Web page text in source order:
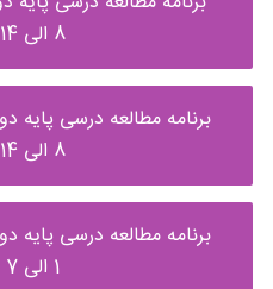
8 الی 14 شهریور
برنامه مطالعه درسی پایه
8 الی 14 شهریور
برنامه مطالعه درسی پایه
1 الی 7 شهریور